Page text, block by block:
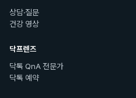
상담·질문
건강 영상
닥프렌즈
닥톡 QnA 전문가
닥톡 예약